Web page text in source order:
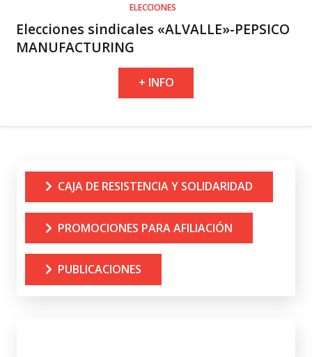
ELECCIONES
Elecciones sindicales «ALVALLE»-PEPSICO
MANUFACTURING
+ INFO
CAJA DE RESISTENCIA Y SOLIDARIDAD
PROMOCIONES PARA AFILIACIÓN
PUBLICACIONES